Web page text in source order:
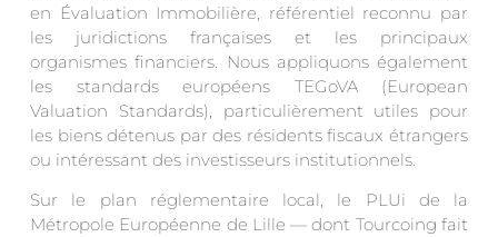
en Évaluation Immobilière, référentiel reconnu par
les juridictions françaises et les principaux
organismes financiers. Nous appliquons également
les standards européens TEGoVA (European
Valuation Standards), particulièrement utiles pour
les biens détenus par des résidents fiscaux étrangers
ou intéressant des investisseurs institutionnels.
Sur le plan réglementaire local, le PLUi de la
Métropole Européenne de Lille — dont Tourcoing fait